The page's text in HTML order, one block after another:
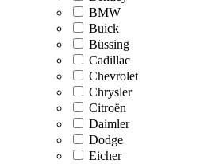
BMW
Buick
Büssing
Cadillac
Chevrolet
Chrysler
Citroën
Daimler
Dodge
Eicher